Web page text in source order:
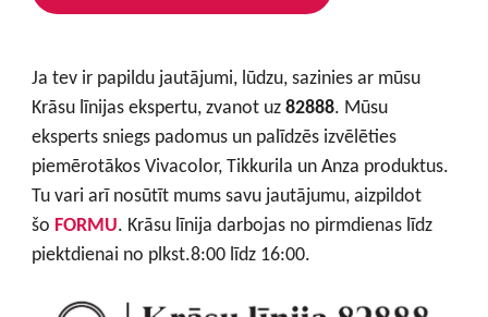
Ja tev ir papildu jautājumi, lūdzu, sazinies ar mūsu
Krāsu līnijas ekspertu, zvanot uz82888. Mūsu
eksperts sniegs padomus un palīdzēs izvēlēties
piemērotākos Vivacolor, Tikkurila un Anza produktus.
Tu vari arī nosūtīt mums savu jautājumu, aizpildot
šo FORMU. Krāsu līnija darbojas no pirmdienas līdz
piektdienai no plkst.8:00 līdz 16:00.